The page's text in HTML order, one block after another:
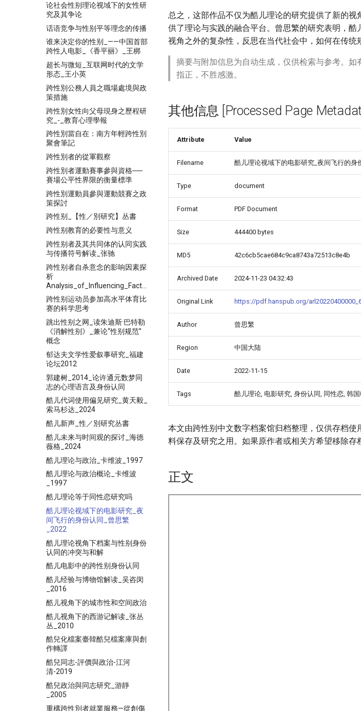
论社会性别理论视域下的女性研
究及其争论
话语竞争与性别平等理念的传播
谁来决定你的性别_——中国首部
跨性人电影_《香平丽》_王梆
超长与微短_互联网时代的文学
形态_王小英
跨性別公務人員之職場處境與政
策措施
跨性別女性向父母現身之歷程研
究_-_教育心理學報
跨性別當自在：南方年輕跨性別
聚會筆記
跨性別者的從軍觀察
跨性別者運動賽事參與資格──
賽場公平性界限的衡量標準
跨性別運動員參與運動競賽之政
策探討
跨性别_【性／別研究】丛書
跨性别教育的必要性与意义
跨性别者及其共同体的认同实践
与传播符号解读_张驰
跨性别者自杀意念的影响因素探
析
跨性别运动员参加高水平体育比
赛的科学思考
跳出性别之网_读朱迪斯·巴特勒
《消解性别》_兼论“性别规范”
概念
郁达夫文学性爱叙事研究_福建
论坛2012
郭建树_2014_论许通元数梦同
志的心理语言及身份认同
酷儿代词使用偏见研究_黄天毅_
索马杉达_2024
酷儿新声_性／別研究丛書
酷儿未来与时间观的探讨_海德
薇格_2024
酷儿理论与政治_卡维波_1997
酷儿理论与政治概论_卡维波
_1997
酷儿理论等于同性恋研究吗
酷儿理论视域下的电影研究_夜
间飞行的身份认同_曾思繁
_2022
酷儿理论视角下档案与性别身份
认同的冲突与和解
酷儿电影中的跨性别身份认同
酷儿经验与博物馆解读_吴咨闵
_2016
酷儿视角下的城市性和空间政治
酷儿视角下的西游记解读_张丛
丛_2010
酷兒化檔案臺韓酷兒檔案庫與創
作轉譯
酷兒同志-評價與政治-江河
清-2019
酷兒政治與同志研究_游靜
_2005
重構跨性別者就業服務—從創傷
总之，这部作品不仅为酷儿理论的研究提供了新的
供了理论与实践的融合平台。曾思繁的研究表明，
视角之外的复杂性，反思在当代社会中，如何在传统
摘要与附加信息为自动生成，仅供检索与参考。
指正，不胜感激。
其他信息 [Processed Page
Attribute Value
Filename 酷儿理论视域下的电影研究_夜间飞行的身
Type document
Format PDF Document
Size 444400 bytes
MD5 42c6cb5cae684c9ca8743a72513c8e4b
Archived Date 2024-11-23 04:32:43
Original Link https://pdf.hanspub.org/
Author 曾思繁
Region 中国大陆
Date 2022-11-15
Tags 酷儿理论, 电影研究, 身份认同, 同性恋, 韩
本文由跨性别中文数字档案馆归档整理，仅供存档
料保存及研究之用。如果原作者或相关方希望移除存
正文